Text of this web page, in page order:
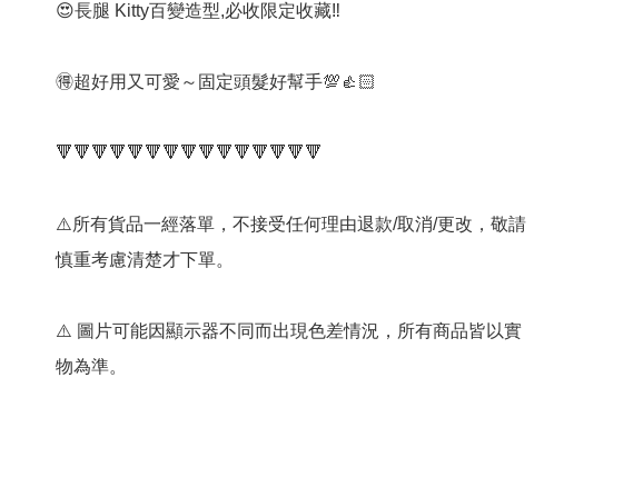
😍長腿 Kitty百變造型,必收限定收藏‼️
🉐超好用又可愛～固定頭髮好幫手💯👍🏻
🔻🔻🔻🔻🔻🔻🔻🔻🔻🔻🔻🔻🔻🔻🔻
⚠️所有貨品一經落單，不接受任何理由退款/取消/更改，敬請
慎重考慮清楚才下單。
⚠️ 圖片可能因顯示器不同而出現色差情況，所有商品皆以實
物為準。